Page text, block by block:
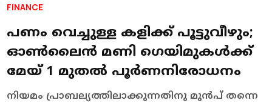
FINANCE
പണം വെച്ചുള്ള കളിക്ക് പൂട്ടുവീഴും;
ഓണ്‍ലൈന്‍ മണി ഗെയിമുകള്‍ക്ക്
മേയ് 1 മുതല്‍ പൂര്‍ണനിരോധനം
നിയമം പ്രാബല്യത്തിലാക്കുന്നതിനു മുന്‍പ് തന്നെ